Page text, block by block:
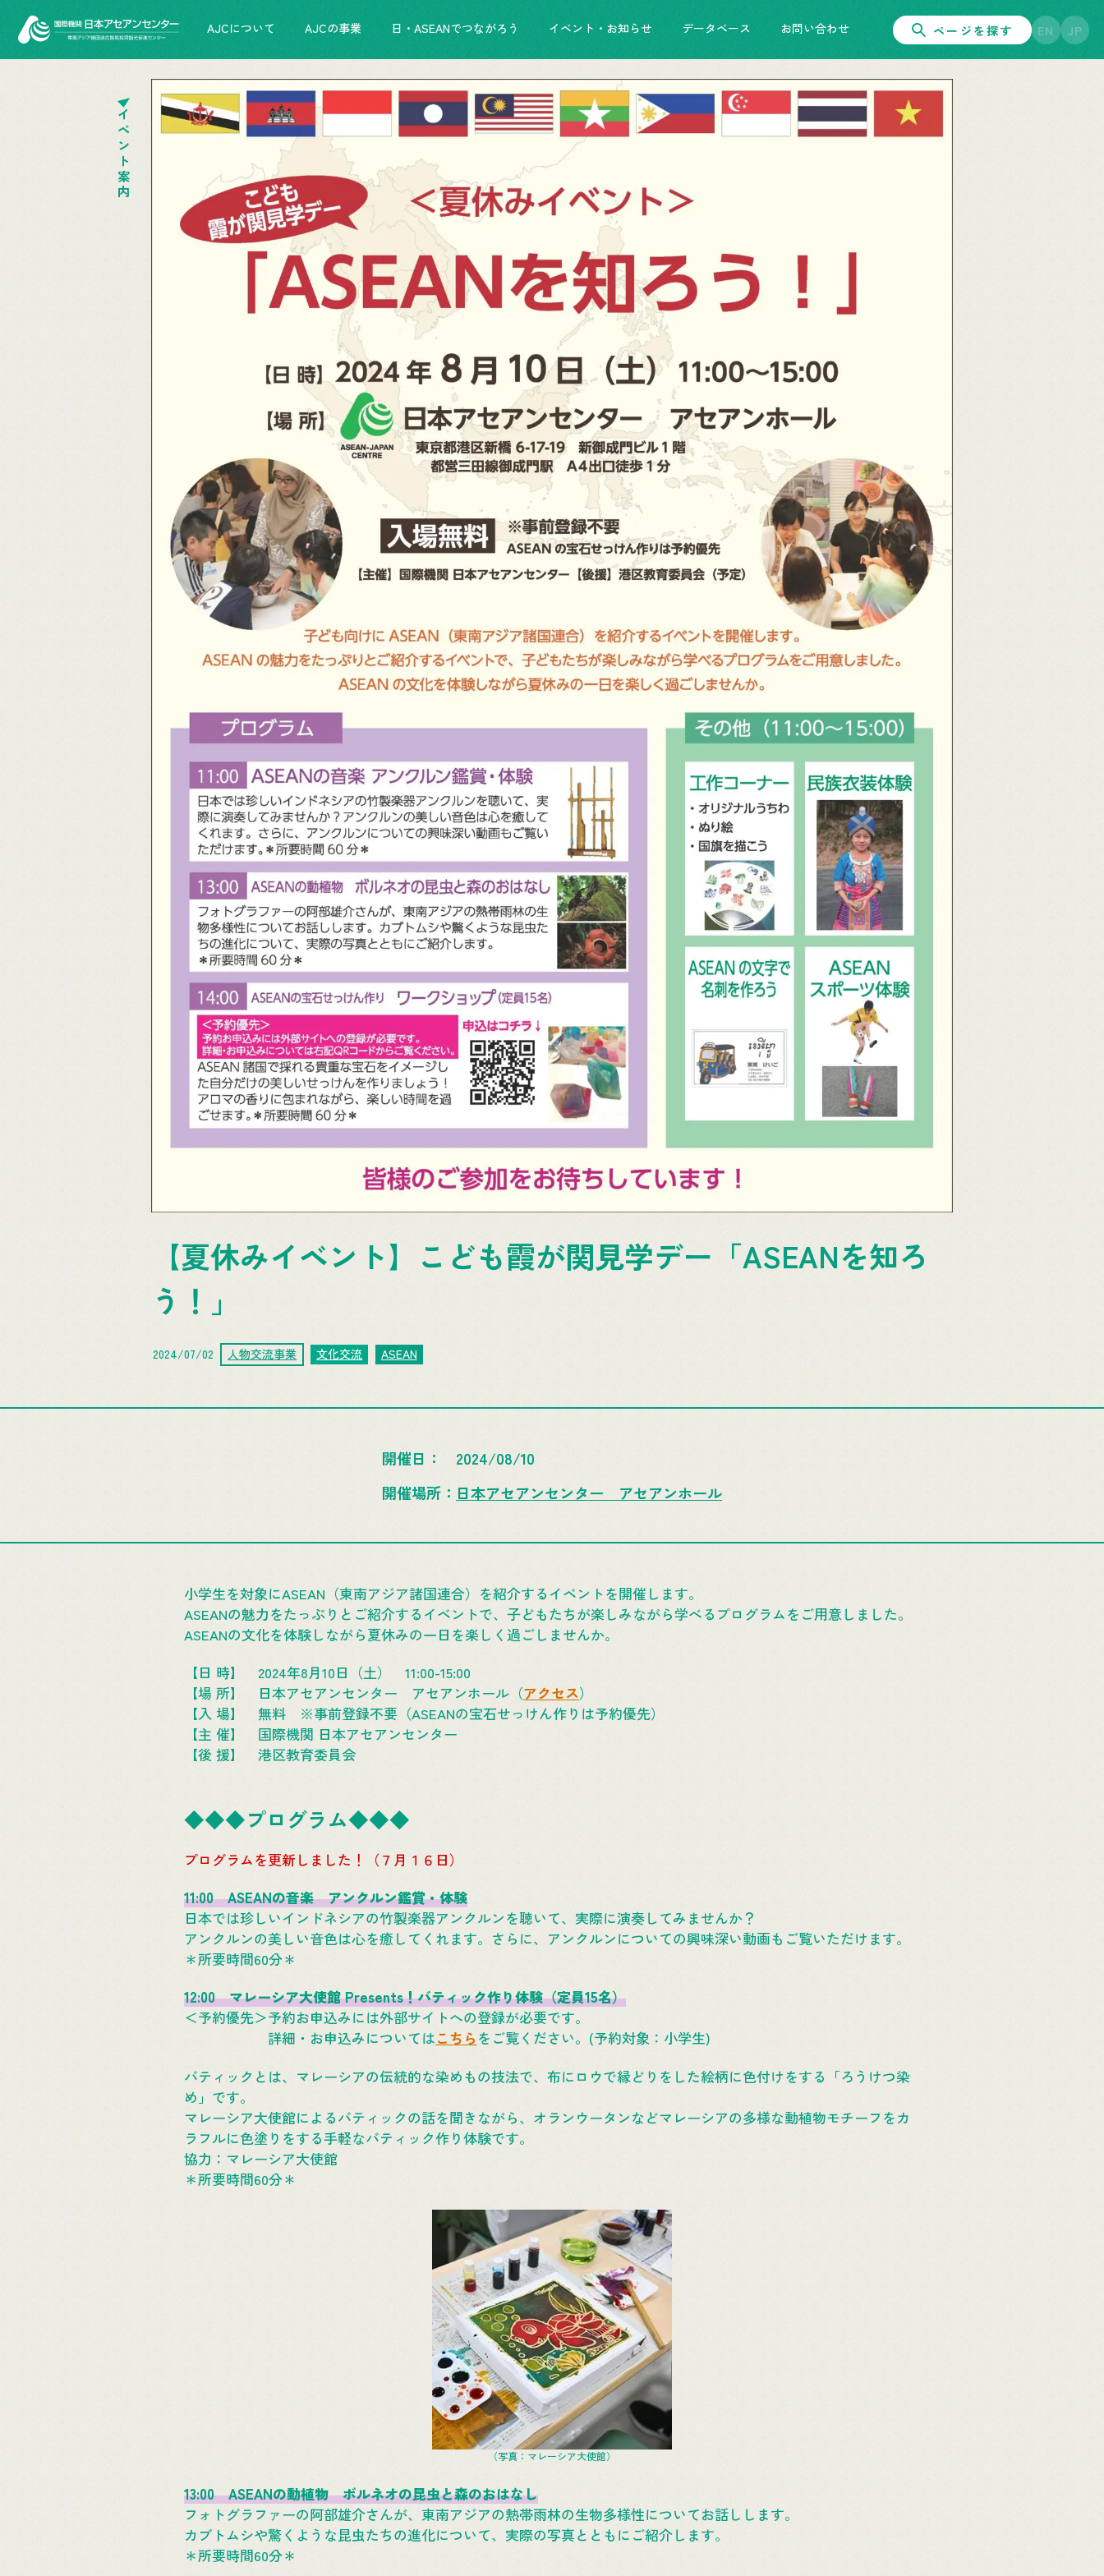
AJCについて AJCの事業 日・ASEANでつながろう イベント・お知らせ データベース お問い合わせ ページを探す EN JP
イベント案内
【夏休みイベント】こども霞が関見学デー「ASEANを知ろ
う！」
2024/07/02 人物交流事業 文化交流 ASEAN
開催日
2024/08/10
開催場所
日本アセアンセンター アセアンホール
小学生を対象にASEAN（東南アジア諸国連合）を紹介するイベントを開催します。
ASEANの魅力をたっぷりとご紹介するイベントで、子どもたちが楽しみながら学べるプログラムをご用意しました。
ASEANの文化を体験しながら夏休みの一日を楽しく過ごしませんか。
【日 時】 2024年8月10日（土） 11:00-15:00
【場 所】 日本アセアンセンター アセアンホール（アクセス）
【入 場】 無料 ※事前登録不要（ASEANの宝石せっけん作りは予約優先）
【主 催】 国際機関 日本アセアンセンター
【後 援】 港区教育委員会
◆◆◆プログラム◆◆◆
プログラムを更新しました！（７月１６日）
11:00 ASEANの音楽 アンクルン鑑賞・体験
日本では珍しいインドネシアの竹製楽器アンクルンを聴いて、実際に演奏してみませんか？
アンクルンの美しい音色は心を癒してくれます。さらに、アンクルンについての興味深い動画もご覧いただけます。
＊所要時間60分＊
12:00 マレーシア大使館 Presents！バティック作り体験（定員15名）
＜予約優先＞予約お申込みには外部サイトへの登録が必要です。
詳細・お申込みについてはこちら をご覧ください。(予約対象：小学生)
バティックとは、マレーシアの伝統的な染めもの技法で、布にロウで縁どりをした絵柄に色付けをする「ろうけつ染
め」です。
マレーシア大使館によるバティックの話を聞きながら、オランウータンなどマレーシアの多様な動植物モチーフをカ
ラフルに色塗りをする手軽なバティック作り体験です。
協力：マレーシア大使館
＊所要時間60分＊
（写真：マレーシア大使館）
13:00 ASEANの動植物 ボルネオの昆虫と森のおはなし
フォトグラファーの阿部雄介さんが、東南アジアの熱帯雨林の生物多様性についてお話しします。
カブトムシや驚くような昆虫たちの進化について、実際の写真とともにご紹介します。
＊所要時間60分＊